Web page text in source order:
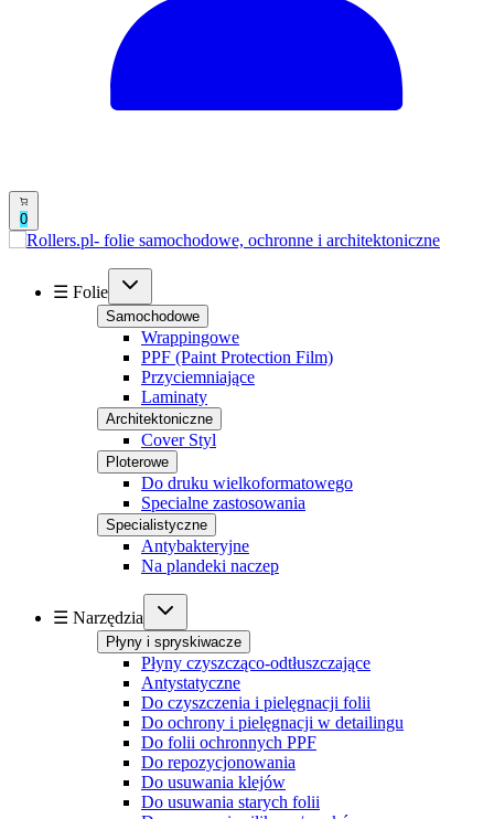
0
☰ Folie
Samochodowe
Wrappingowe
PPF (Paint Protection Film)
Przyciemniające
Laminaty
Architektoniczne
Cover Styl
Ploterowe
Do druku wielkoformatowego
Specialne zastosowania
Specialistyczne
Antybakteryjne
Na plandeki naczep
☰ Narzędzia
Płyny i spryskiwacze
Płyny czyszcząco-odtłuszczające
Antystatyczne
Do czyszczenia i pielęgnacji folii
Do ochrony i pielęgnacji w detailingu
Do folii ochronnych PPF
Do repozycjonowania
Do usuwania klejów
Do usuwania starych folii